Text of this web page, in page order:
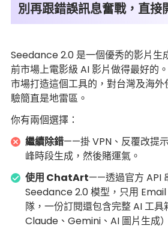
別再跟錯誤訊息奮戰，直接
Seedance 2.0 是一個優秀的影片
前市場上電影級 AI 影片做得最好的
市場打造這個工具的，對台灣及海
驗簡直是地雷區。
你有兩個選擇：
繼續除錯——掛 VPN、反覆改提
峰時段生成，然後賭運氣。
使用 ChatArt——透過官方 API
Seedance 2.0 模型，只用
隊，一份訂閱還包含完整 AI 工具
Claude、Gemini、AI 圖片生成